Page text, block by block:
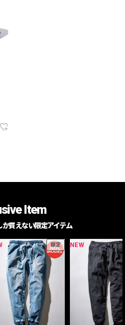
Item
買えない限定アイテム
限定 NEW